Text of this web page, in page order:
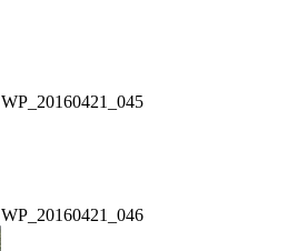
WP_20160421_045
WP_20160421_046